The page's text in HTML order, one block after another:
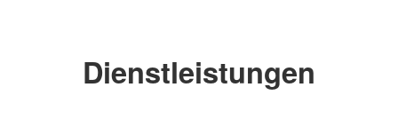
Dienstleistungen